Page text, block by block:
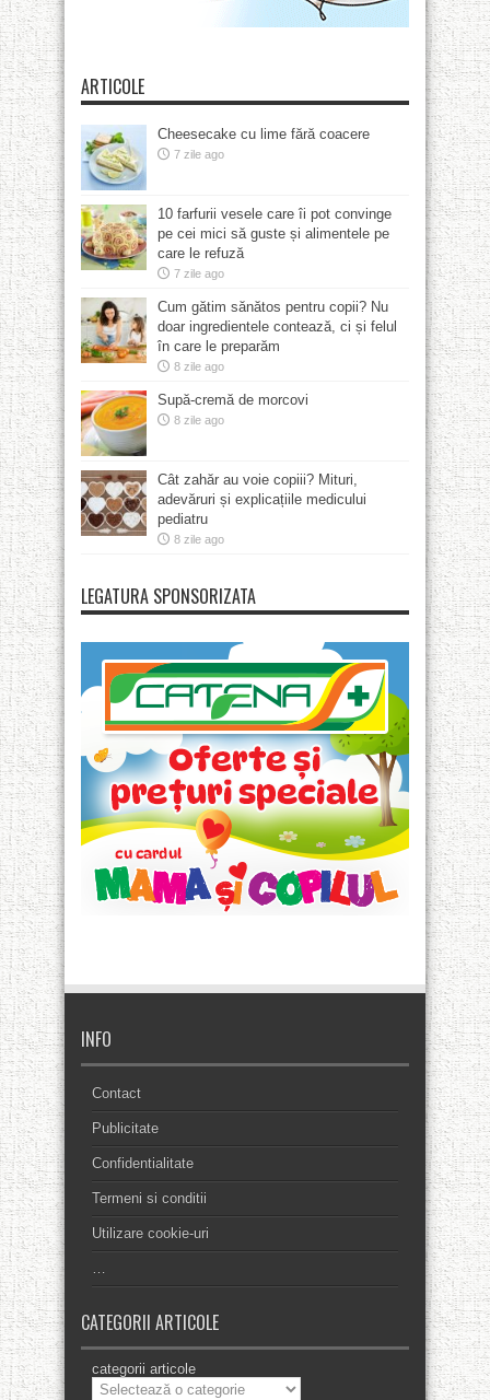
ARTICOLE
Cheesecake cu lime fără coacere
7 zile ago
10 farfurii vesele care îi pot convinge
pe cei mici să guste și alimentele pe
care le refuză
7 zile ago
Cum gătim sănătos pentru copii? Nu
doar ingredientele contează, ci și felul
în care le preparăm
8 zile ago
Supă-cremă de morcovi
8 zile ago
Cât zahăr au voie copiii? Mituri,
adevăruri și explicațiile medicului
pediatru
8 zile ago
LEGATURA SPONSORIZATA
INFO
Contact
Publicitate
Confidentialitate
Termeni si conditii
Utilizare cookie-uri
…
CATEGORII ARTICOLE
categorii articole